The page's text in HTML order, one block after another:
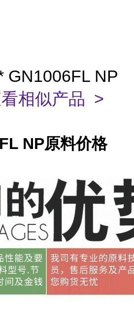
GN1006FL NP
相似产品 >
NP原料价格